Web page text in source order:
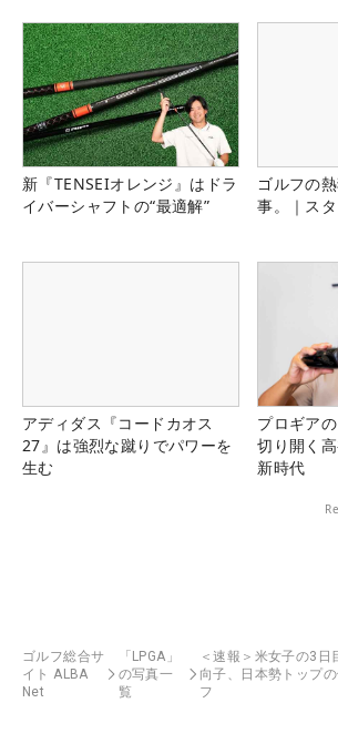
新『TENSEIオレンジ』はドラ
イバーシャフトの“最適解”
ゴルフの
事。｜ス
アディダス『コードカオス
27』は強烈な蹴りでパワーを
生む
プロギア
切り開く
新時代
ゴルフ総合サ
イト ALBA
Net
「LPGA」
の写真一
覧
＜速報＞米女子の3
向子、日本勢トップ
フ